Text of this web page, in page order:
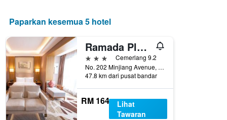
Paparkan kesemua 5 hotel
Ramada Plaza by Wyndham Fuzhou South
3 bintangCemerlang 9.2
No. 202 Minjiang Avenue, Fuzhou, Cina
47.8 km dari pusat bandar
RM 164
Lihat
Tawaran